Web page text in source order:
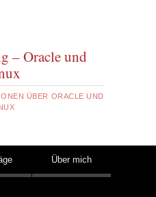
– Oracle und
ÜBER ORACLE UND
Über mich